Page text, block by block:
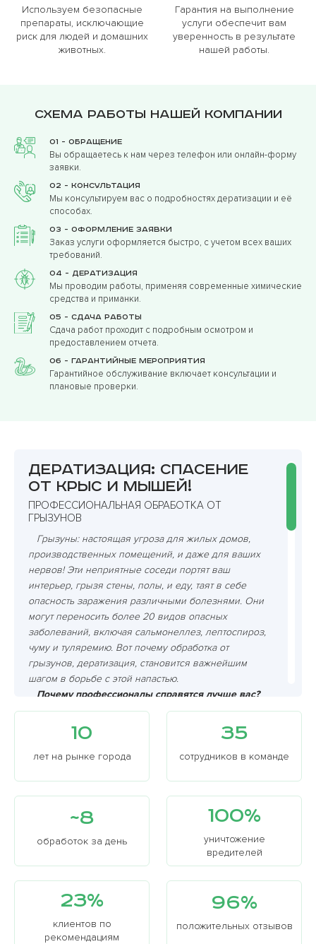
Используем безопасные
препараты, исключающие
риск для людей и домашних
животных.
Гарантия на выполнение
услуги обеспечит вам
уверенность в результате
нашей работы.
Схема работы нашей компании
01 - Обращение
Вы обращаетесь к нам через телефон или онлайн-форму
заявки.
02 - Консультация
Мы консультируем вас о подробностях дератизации и её
способах.
03 - Оформление заявки
Заказ услуги оформляется быстро, с учетом всех ваших
требований.
04 - Дератизация
Мы проводим работы, применяя современные химические
средства и приманки.
05 - Сдача работы
Сдача работ проходит с подробным осмотром и
предоставлением отчета.
06 - Гарантийные мероприятия
Гарантийное обслуживание включает консультации и
плановые проверки.
Дератизация: спасение
от крыс и мышей!
ПРОФЕССИОНАЛЬНАЯ ОБРАБОТКА ОТ
ГРЫЗУНОВ
Грызуны: настоящая угроза для жилых домов,
производственных помещений, и даже для ваших
нервов! Эти неприятные соседи портят ваш
интерьер, грызя стены, полы, и еду, таят в себе
опасность заражения различными болезнями. Они
могут переносить более 20 видов опасных
заболеваний, включая сальмонеллез, лептоспироз,
чуму и туляремию. Вот почему обработка от
грызунов, дератизация, становится важнейшим
шагом в борьбе с этой напастью.
Почему профессионалы справятся лучше вас?
Грызуны хитрее, чем вам кажется, и самостоятельно
избавиться от них очень сложно. Мышеловки?
Грызуны умны и хитры, они узнают ловушку и
избегают ее. Яды? Опасно для детей и домашних
10
лет на рынке города
35
сотрудников в команде
~8
обработок за день
100%
уничтожение
вредителей
23%
клиентов по
рекомендациям
96%
положительных отзывов